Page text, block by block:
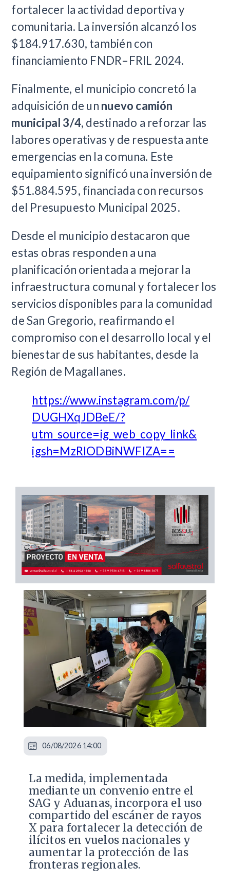
fortalecer la actividad deportiva y
comunitaria. La inversión alcanzó los
$184.917.630, también con
financiamiento FNDR–FRIL 2024.
Finalmente, el municipio concretó la
adquisición de un nuevo camión
municipal 3/4, destinado a reforzar las
labores operativas y de respuesta ante
emergencias en la comuna. Este
equipamiento significó una inversión de
$51.884.595, financiada con recursos
del Presupuesto Municipal 2025.
Desde el municipio destacaron que
estas obras responden a una
planificación orientada a mejorar la
infraestructura comunal y fortalecer los
servicios disponibles para la comunidad
de San Gregorio, reafirmando el
compromiso con el desarrollo local y el
bienestar de sus habitantes, desde la
Región de Magallanes.
https://www.instagram.com/p/
DUGHXqJDBeE/?
utm_source=ig_web_copy_link&
igsh=MzRlODBiNWFlZA==
La medida, implementada
mediante un convenio entre el
SAG y Aduanas, incorpora el uso
compartido del escáner de rayos
X para fortalecer la detección de
ilícitos en vuelos nacionales y
aumentar la protección de las
fronteras regionales.
06/08/2026 14:00